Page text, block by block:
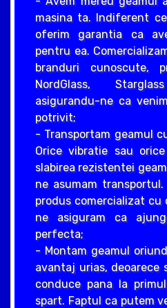
masina ta. Indiferent
oferim garantia ca
pentru ea.
branduri cunoscute,
NordGlass,
asigurandu-ne ca
potrivit;
- Transportam geamul
Orice vibratie sau
slabirea rezistentei
ne asumam
produs comercializat cu
ne asiguram ca
perfecta;
- Montam geamul
avantaj urias, deoarece
conduce pana la
spart. Faptul ca putem